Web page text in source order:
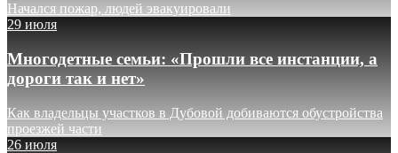
Начался пожар, людей эвакуировали
29 июля
Многодетные семьи: «Прошли все инстанции, а
дороги так и нет»
Как владельцы участков в Дубовой добиваются обустройства
проезжей части
26 июля